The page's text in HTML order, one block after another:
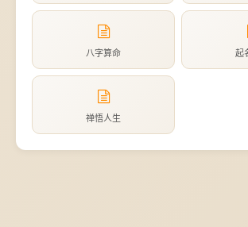
八字算命 起
禅悟人生